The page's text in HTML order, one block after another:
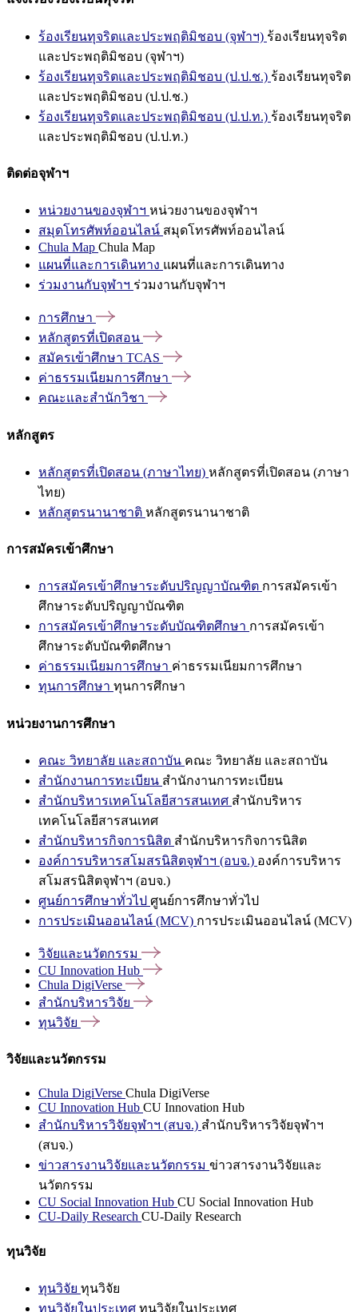
ร้องเรียนทุจริตและประพฤติมิชอบ (จุฬาฯ) ร้องเรียนทุจริต
และประพฤติมิชอบ (จุฬาฯ)
ร้องเรียนทุจริตและประพฤติมิชอบ (ป.ป.ช.) ร้องเรียนทุจริต
และประพฤติมิชอบ (ป.ป.ช.)
ร้องเรียนทุจริตและประพฤติมิชอบ (ป.ป.ท.) ร้องเรียนทุจริต
และประพฤติมิชอบ (ป.ป.ท.)
ติดต่อจุฬาฯ
หน่วยงานของจุฬาฯ หน่วยงานของจุฬาฯ
สมุดโทรศัพท์ออนไลน์ สมุดโทรศัพท์ออนไลน์
Chula Map Chula Map
แผนที่และการเดินทาง แผนที่และการเดินทาง
ร่วมงานกับจุฬาฯ ร่วมงานกับจุฬาฯ
การศึกษา
หลักสูตรที่เปิดสอน
สมัครเข้าศึกษา TCAS
ค่าธรรมเนียมการศึกษา
คณะและสำนักวิชา
หลักสูตร
หลักสูตรที่เปิดสอน (ภาษาไทย) หลักสูตรที่เปิดสอน (ภาษา
ไทย)
หลักสูตรนานาชาติ หลักสูตรนานาชาติ
การสมัครเข้าศึกษา
การสมัครเข้าศึกษาระดับปริญญาบัณฑิต การสมัครเข้า
ศึกษาระดับปริญญาบัณฑิต
การสมัครเข้าศึกษาระดับบัณฑิตศึกษา การสมัครเข้า
ศึกษาระดับบัณฑิตศึกษา
ค่าธรรมเนียมการศึกษา ค่าธรรมเนียมการศึกษา
ทุนการศึกษา ทุนการศึกษา
หน่วยงานการศึกษา
คณะ วิทยาลัย และสถาบัน คณะ วิทยาลัย และสถาบัน
สำนักงานการทะเบียน สำนักงานการทะเบียน
สำนักบริหารเทคโนโลยีสารสนเทศ สำนักบริหาร
เทคโนโลยีสารสนเทศ
สำนักบริหารกิจการนิสิต สำนักบริหารกิจการนิสิต
องค์การบริหารสโมสรนิสิตจุฬาฯ (อบจ.) องค์การบริหาร
สโมสรนิสิตจุฬาฯ (อบจ.)
ศูนย์การศึกษาทั่วไป ศูนย์การศึกษาทั่วไป
การประเมินออนไลน์ (MCV) การประเมินออนไลน์ (MCV)
วิจัยและนวัตกรรม
CU Innovation Hub
Chula DigiVerse
สำนักบริหารวิจัย
ทุนวิจัย
วิจัยและนวัตกรรม
Chula DigiVerse Chula DigiVerse
CU Innovation Hub CU Innovation Hub
สำนักบริหารวิจัยจุฬาฯ (สบจ.) สำนักบริหารวิจัยจุฬาฯ
(สบจ.)
ข่าวสารงานวิจัยและนวัตกรรม ข่าวสารงานวิจัยและ
นวัตกรรม
CU Social Innovation Hub CU Social Innovation Hub
CU-Daily Research CU-Daily Research
ทุนวิจัย
ทุนวิจัย ทุนวิจัย
ทุนวิจัยในประเทศ ทุนวิจัยในประเทศ